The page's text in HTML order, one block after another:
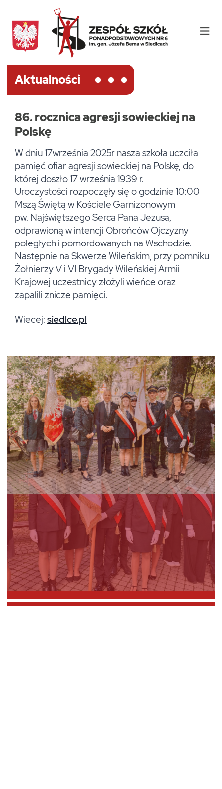
Aktualności
86. rocznica agresji sowieckiej na
Polskę
W dniu 17września 2025r nasza szkoła uczciła
pamięć ofiar agresji sowieckiej na Polskę, do
której doszło 17 września 1939 r.
Uroczystości rozpoczęły się o godzinie 10:00
Mszą Świętą w Kościele Garnizonowym
pw. Najświętszego Serca Pana Jezusa,
odprawioną w intencji Obrońców Ojczyzny
poległych i pomordowanych na Wschodzie.
Następnie na Skwerze Wileńskim, przy pomniku
Żołnierzy V i VI Brygady Wileńskiej Armii
Krajowej uczestnicy złożyli wieńce oraz
zapalili znicze pamięci.
Wiecej: siedlce.pl